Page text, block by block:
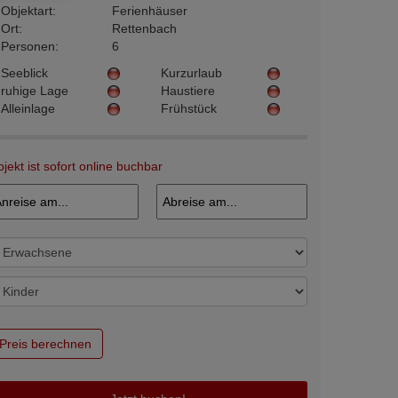
Objektart:
Ferienhäuser
Ort:
Rettenbach
Personen:
6
Seeblick
ruhige Lage
Alleinlage
Kurzurlaub
Haustiere
Frühstück
ist sofort online buchbar
Preis berechnen